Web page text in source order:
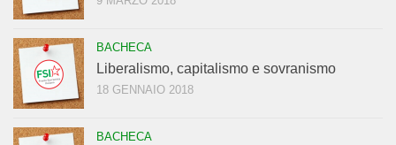
BACHECA
Liberalismo, capitalismo e sovranismo
18 GENNAIO 2018
BACHECA